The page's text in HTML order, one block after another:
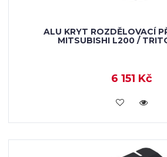
ALU KRYT ROZDĚLOVACÍ
MITSUBISHI L200 /
6 151 Kč
KOUPIT